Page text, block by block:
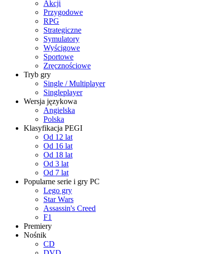
Akcji
Przygodowe
RPG
Strategiczne
Symulatory
Wyścigowe
Sportowe
Zręcznościowe
Tryb gry
Single / Multiplayer
Singleplayer
Wersja językowa
Angielska
Polska
Klasyfikacja PEGI
Od 12 lat
Od 16 lat
Od 18 lat
Od 3 lat
Od 7 lat
Popularne serie i gry PC
Lego gry
Star Wars
Assassin's Creed
F1
Premiery
Nośnik
CD